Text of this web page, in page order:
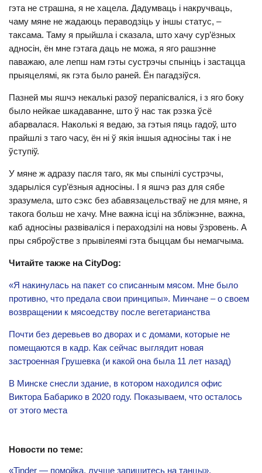
гэта не страшна, я не хацела. Дадумваць і накручваць,
чаму мяне не жадаюць пераводзіць у іншы статус, –
таксама. Таму я прыйшла і сказала, што хачу сур’ёзных
адносін, ён мне гэтага даць не можа, я яго рашэнне
паважаю, але лепш нам гэты сустрэчы спыніць і застацца
прыяцелямі, як гэта было раней. Ён пагадзіўся.
Пазней мы яшчэ некалькі разоў перапісваліся, і з яго боку
было нейкае шкадаванне, што ў нас так рэзка ўсё
абарвалася. Наколькі я ведаю, за гэтыя пяць гадоў, што
прайшлі з таго часу, ён ні ў якія іншыя адносіны так і не
ўступіў.
У мяне ж адразу пасля таго, як мы спынілі сустрэчы,
здарыліся сур’ёзныя адносіны. І я яшчэ раз для сябе
зразумела, што сэкс без абавязацельстваў не для мяне, я
такога больш не хачу. Мне важна ісці на збліжэнне, важна,
каб адносіны развіваліся і пераходзілі на новы ўзровень. А
пры сяброўстве з прывілеямі гэта быццам бы немагчыма.
Читайте также на CityDog:
«Я накинулась на пакет со списанным мясом. Мне было
противно, что предала свои принципы». Минчане – о своем
возвращении к мясоедству после вегетарианства
Почти без деревьев во дворах и с домами, которые не
помещаются в кадр. Как сейчас выглядит новая
застроенная Грушевка (и какой она была 11 лет назад)
В Минске снесли здание, в котором находился офис
Виктора Бабарико в 2020 году. Показываем, что осталось
от этого места
Новости по теме:
«Tinder — помойка, лучше запишитесь на танцы».